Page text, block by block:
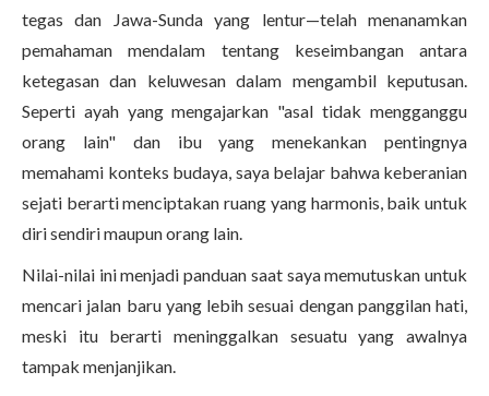
tegas dan Jawa-Sunda yang lentur—telah menanamkan
pemahaman mendalam tentang keseimbangan antara
ketegasan dan keluwesan dalam mengambil keputusan.
Seperti ayah yang mengajarkan "asal tidak mengganggu
orang lain" dan ibu yang menekankan pentingnya
memahami konteks budaya, saya belajar bahwa keberanian
sejati berarti menciptakan ruang yang harmonis, baik untuk
diri sendiri maupun orang lain.
Nilai-nilai ini menjadi panduan saat saya memutuskan untuk
mencari jalan baru yang lebih sesuai dengan panggilan hati,
meski itu berarti meninggalkan sesuatu yang awalnya
tampak menjanjikan.